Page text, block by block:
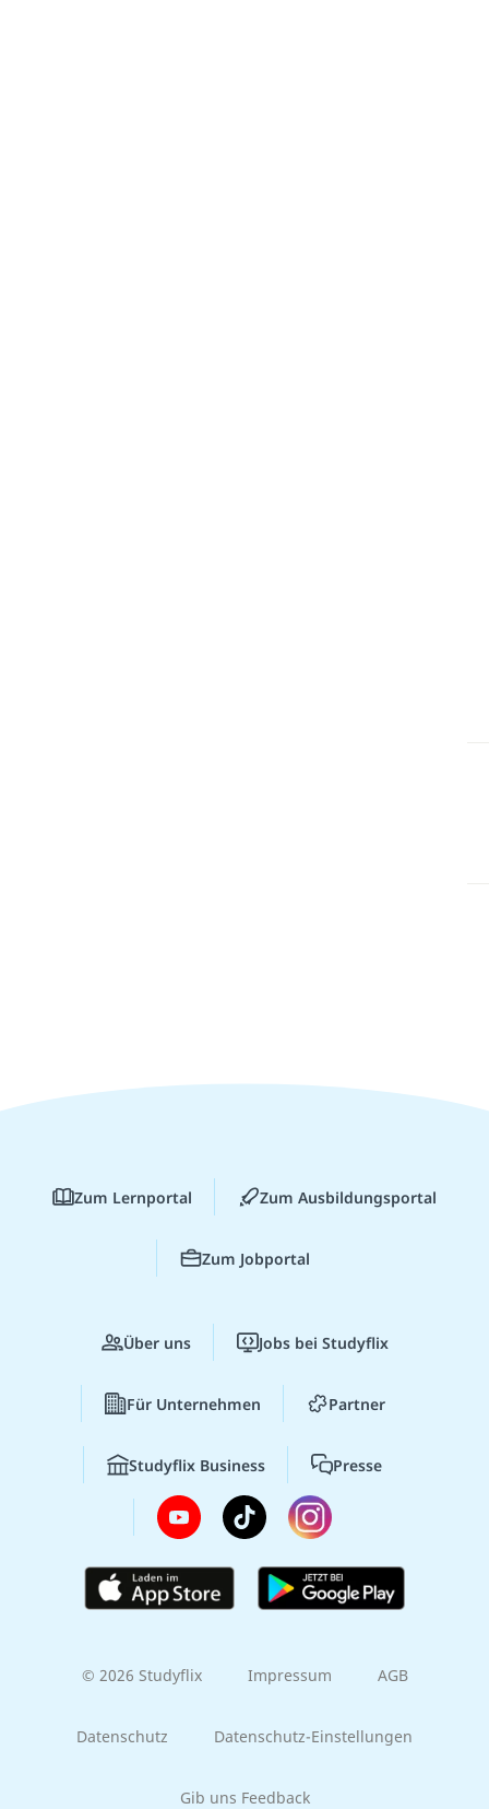
Zum Lernportal Zum Ausbildungsportal
Zum Jobportal
Über uns Jobs bei Studyflix
Für Unternehmen Partner
Studyflix Business Presse
© 2026 Studyflix Impressum AGB
Datenschutz Datenschutz-Einstellungen
Gib uns Feedback